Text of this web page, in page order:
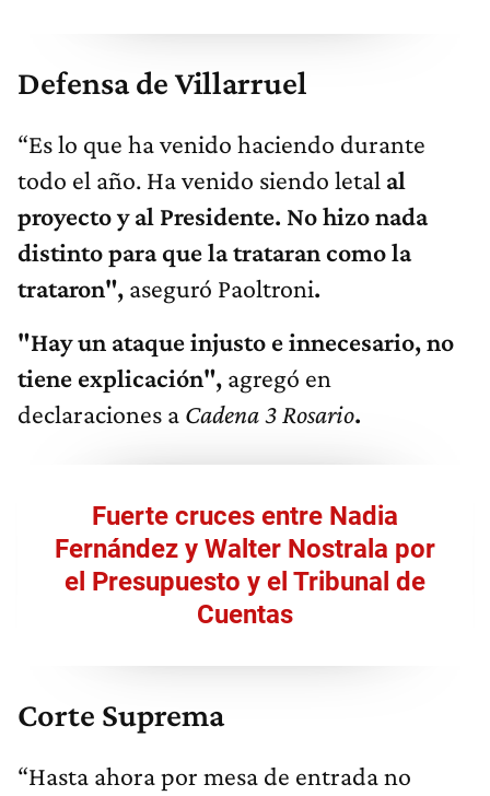
Defensa de Villarruel
“Es lo que ha venido haciendo durante
todo el año. Ha venido siendo letal al
proyecto y al Presidente. No hizo nada
distinto para que la trataran como la
trataron", aseguró Paoltroni.
"Hay un ataque injusto e innecesario, no
tiene explicación", agregó en
declaraciones a Cadena 3 Rosario.
Fuerte cruces entre Nadia
Fernández y Walter Nostrala por
el Presupuesto y el Tribunal de
Cuentas
Corte Suprema
“Hasta ahora por mesa de entrada no